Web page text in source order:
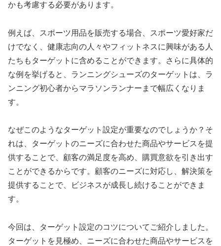
かも考慮する必要があります。
例えば、スポーツ用品を販売する場合、スポーツ愛好家だ
けでなく、健康志向の人々やフィットネスに興味がある人
たちもターゲットに含めることができます。さらに具体的
な例を挙げると、ランニングシューズのターゲットは、ラ
ンニング初心者からマラソンランナーまで幅広くなりま
す。
なぜこのようなターゲット設定が重要なのでしょうか？そ
れは、ターゲットのニーズに合わせた商品やサービスを提
供することで、顧客の満足度を高め、購買意欲を引き出す
ことができるからです。顧客のニーズに対応し、解決策を
提供することで、ビジネスが成長し続けることができま
す。
今回は、ターゲット設定のコツについてご紹介しました。
ターゲットを見極め、ニーズに合わせた商品やサービスを